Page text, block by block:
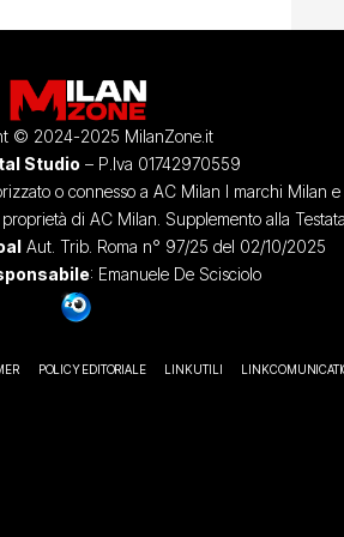
© 2024-2025 MilanZone.it
Studio – P.Iva 01742970559
o connesso a AC Milan I marchi Milan e
di AC Milan. Supplemento alla Testata
Aut. Trib. Roma n° 97/25 del 02/10/2025
: Emanuele De Scisciolo
POLICY EDITORIALE LINK UTILI LINK